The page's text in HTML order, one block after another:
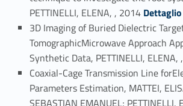
PETTINELLI, ELENA, , 2014 Link identifier #identifier_person_121817-41
Dettaglio
3D Imaging of Buried Dielectric
TomographicMicrowave Approach
Synthetic Data, PETTINELLI, ELENA,
Coaxial-Cage Transmission Line
Parameters Estimation, MATTEI,
SEBASTIAN EMANUEL; PETTINELLI,